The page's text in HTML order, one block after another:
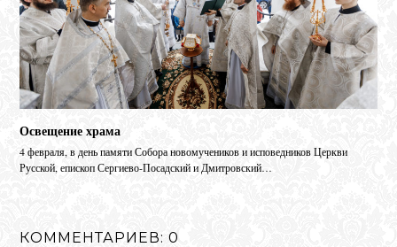
Освещение храма
4 февраля, в день памяти Собора новомучеников и исповедников Церкви
Русской, епископ Сергиево-Посадский и Дмитровский…
КОММЕНТАРИЕВ: 0